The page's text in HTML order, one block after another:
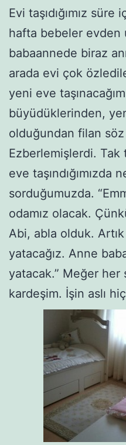
Evi taşıdığımız
hafta bebeler evden
babaannede biraz
arada evi çok
yeni eve
büyüdüklerinden,
olduğundan filan
Ezberlemişlerdi. Tak
eve taşındığımızda
sorduğumuzda.
odamız olacak.
Abi, abla olduk.
yatacağız. Anne
yatacak.” Meğer her
kardeşim. İşin aslı